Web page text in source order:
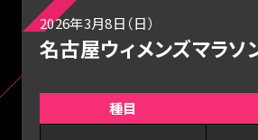
2026年3月8日（日）
名古屋ウィメンズマラソ
種目